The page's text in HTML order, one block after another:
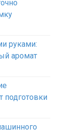
руками:
аромат
подготовки